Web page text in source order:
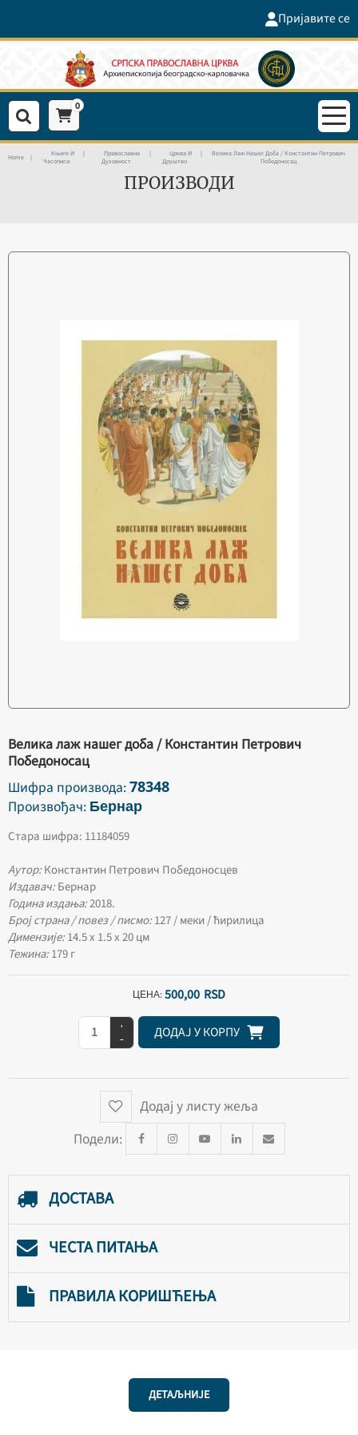
Пријавите се
0
Home
Књиге И
Часописи
Православна
Духовност
Црква И
Друштво
Велика Лаж Нашег Доба / Константин Петрович
Победоносац
ПРОИЗВОДИ
Велика лаж нашег доба / Константин Петрович
Победоносац
Шифра производа:78348
Произвођач: Бернар
Стара шифра: 11184059
Аутор:Константин Петрович Победоносцев
Издавач:Бернар
Година издања:2018.
Број страна / повез / писмо:127 / меки / ћирилица
Димензије:14.5 х 1.5 х 20 цм
Тежина:179 г
ЦЕНА:500,00 RSD
+
-
Додај у листу жеља
Подели:
ДОСТАВА
ЧЕСТА ПИТАЊА
ПРАВИЛА КОРИШЋЕЊА
ДЕТАЉНИЈЕ